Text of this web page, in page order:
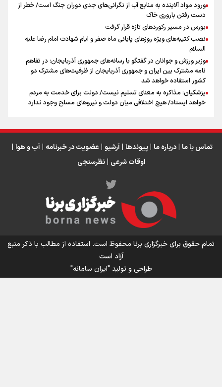
اینفو برنا / ۴ مسیر اصلی پیاده روی اربعین در عراق
اینفو برنا / توصیه‌هایی طلایی برای پیاده روی اربعین
ورود مواد آلاینده به منابع آب از نگرانی‌های جدی دوران جنگ است/ خطر از
دست رفتن باروری خاک
بورس در مسیر رکوردهای تازه قرار گرفت
نصب کتیبه‌های ویژه روزهای پایانی ماه صفر و ایام شهادت امام رضا علیه
السلام
وزیر ورزش و جوانان در گفتگو با رسانه‌های جمهوری آذربایجان: در تفاهم
نامه مشترک بین ایران و جمهوری آذربایجان از ظرفیت‌های مشترک دو
کشور استفاده خواهد شد
پزشکیان: مذاکره به معنای تسلیم نیست/ دولت برای خدمت به مردم
خواهد ایستاد/ هیچ اختلافی میان دولت و نیروهای مسلح وجود ندارد
تماس با ما | درباره ما | پیوندها | آرشیو | عضویت در خبرنامه | آب و هوا |
اوقات شرعی | نظرسنجی
تمام حقوق برای خبرگزاری برنا محفوظ است. استفاده از مطالب با ذکر منبع
آزاد است
طراحی و تولید"ایران سامانه"